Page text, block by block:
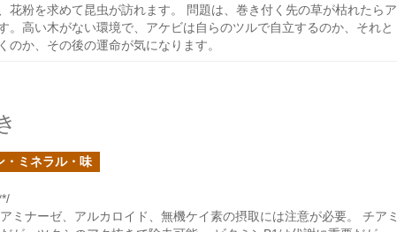
花粉を求めて昆虫が訪れます。 問題は、巻き付く先の草が枯れたらア
。高い木がない環境で、アケビは自らのツルで自立するのか、それと
か、その後の運命が気になります。
・ミネラル・味
ミナーゼ、アルカロイド、無機ケイ素の摂取には注意が必要。 チアミ